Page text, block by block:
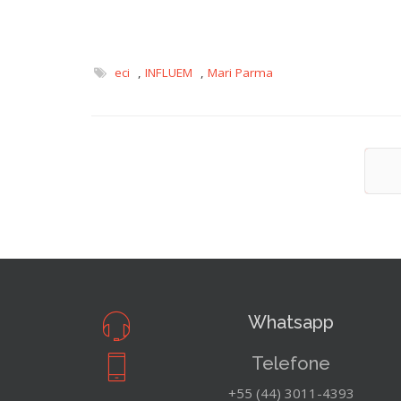
eci , INFLUEM , Mari Parma
Whatsapp
Telefone
+55 (44) 3011-4393